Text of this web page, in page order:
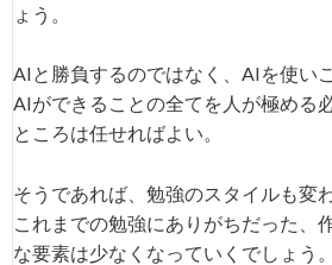
ょう。
AIと勝負するのではなく、AIを使い
AIができることの全てを人が極める
ところは任せればよい。
そうであれば、勉強のスタイルも変
これまでの勉強にありがちだった、
な要素は少なくなっていくでしょう。